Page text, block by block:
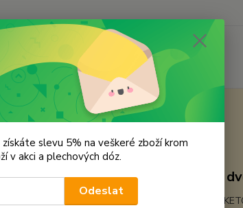
na čaj a koření - různé barvy
- různé barvy
84 x 127 cm.
CHCI OPATŘIT
slevu 5% na veškeré zboží krom
v akci a plechových dóz.
Odeslat